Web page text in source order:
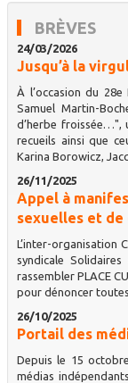
BRÈVES
24/03/2026
Jusqu’à la
À l’occasion du
Samuel Martin-
d’herbe froissée…",
recueils ainsi que
Karina Borowicz,
26/11/2025
Appel à
sexuelles et de
L’inter-organisation
syndicale
rassembler PLACE
pour dénoncer
26/10/2025
Portail des
Depuis le 15
médias